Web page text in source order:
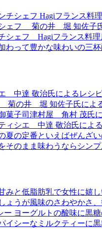
チシェフ Hagiフランス料
ェフ 菊の井 堀 知佐子氏
シェフ Hagiフランス料
わって豊かな味わいの三杯
中達 敬治氏によるレシ
菊の井 堀 知佐子氏によ
子司津村屋 角村 茂氏に
ィシエ 中達 敬治氏による
夏の定番といえばぜんざ
そのまま味わうならシンプ
みと低脂肪乳で女性に嬉
しょうが風味のさわやかさ
ー ヨーグルトの酸味に黒
イシーなミルクティーに黒